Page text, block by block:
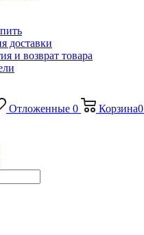
доставки
и возврат товара
Отложенные 0 Корзина0